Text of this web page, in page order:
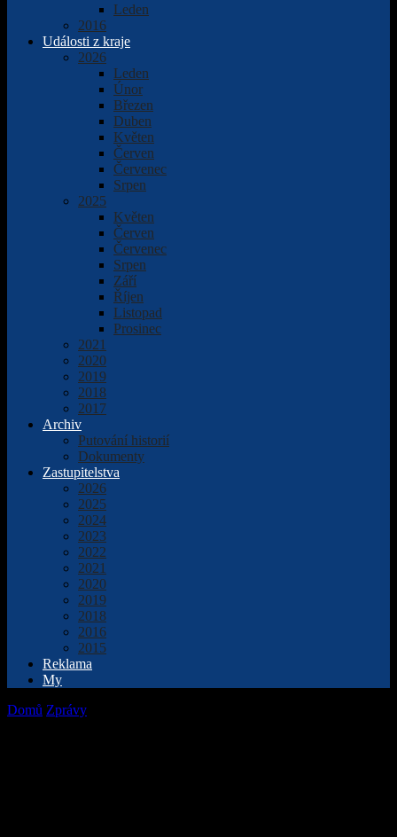
Leden
2016
Události z kraje
2026
Leden
Únor
Březen
Duben
Květen
Červen
Červenec
Srpen
2025
Květen
Červen
Červenec
Srpen
Září
Říjen
Listopad
Prosinec
2021
2020
2019
2018
2017
Archiv
Putování historií
Dokumenty
Zastupitelstva
2026
2025
2024
2023
2022
2021
2020
2019
2018
2016
2015
Reklama
My
Domů Zprávy